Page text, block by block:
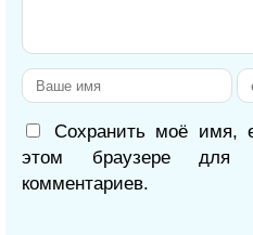
Сохранить моё имя,
этом браузере для
комментариев.